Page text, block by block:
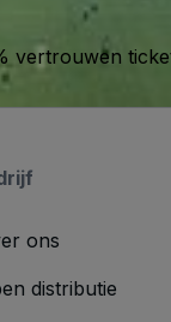
vertrouwen
ons
distributie